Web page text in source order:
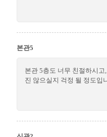
본관5
본관 5층도 너무 친절하시
진 않으실지 걱정 될 정도입